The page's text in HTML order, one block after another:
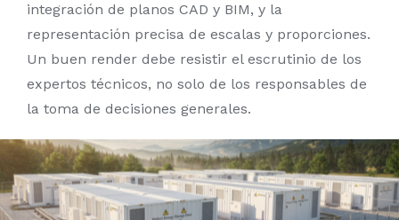
integración de planos CAD y BIM, y la
representación precisa de escalas y proporciones.
Un buen render debe resistir el escrutinio de los
expertos técnicos, no solo de los responsables de
la toma de decisiones generales.